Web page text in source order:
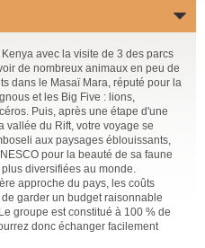
avec la visite de 3 des parcs
de nombreux animaux en peu de
dans le Masaï Mara, réputé pour la
et les Big Five : lions,
Puis, après une étape d'une
du Rift, votre voyage se
aux paysages éblouissants,
pour la beauté de sa faune
diversifiées au monde.
approche du pays, les coûts
garder un budget raisonnable
groupe est constitué à 100 % de
donc échanger facilement